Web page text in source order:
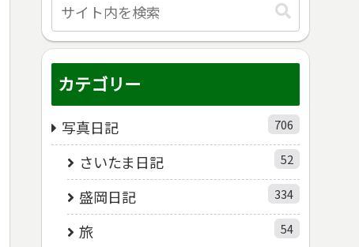
カテゴリー
写真日記 706
さいたま日記 52
盛岡日記 334
旅 54